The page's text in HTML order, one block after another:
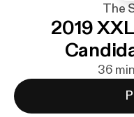
The
2019
36